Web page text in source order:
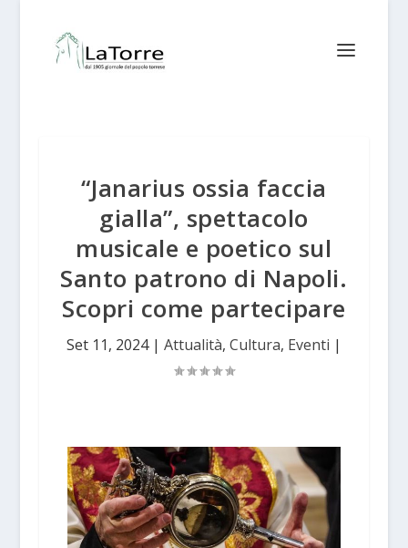
“Janarius ossia faccia
gialla”, spettacolo
musicale e poetico sul
Santo patrono di Napoli.
Scopri come partecipare
Set 11, 2024| Attualità, Cultura, Eventi |